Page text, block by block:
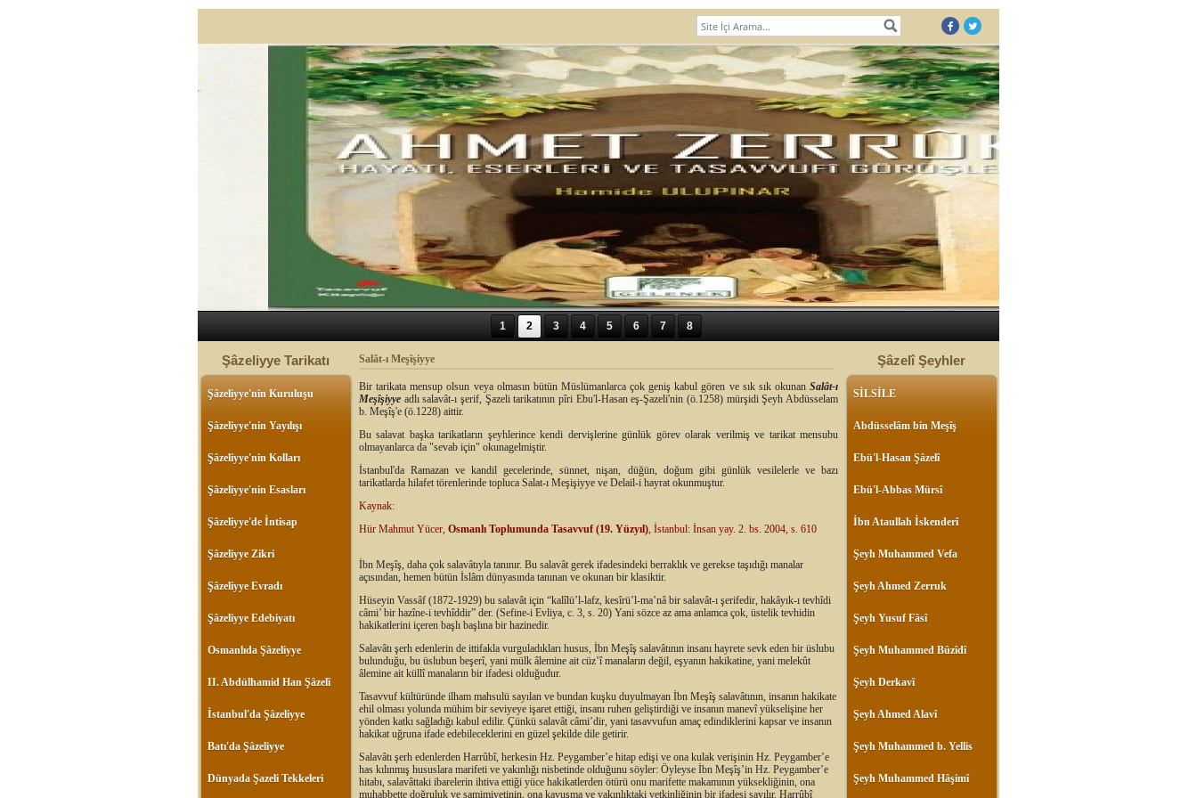
1 2 3 4 5 6 7 8
Şâzeliyye Tarikatı
Şâzeliyye'nin Kuruluşu
Şâzeliyye'nin Yayılışı
Şâzeliyye'nin Kolları
Şâzeliyye'nin Esasları
Şâzeliyye'de İntisap
Şâzeliyye Zikri
Şâzeliyye Evradı
Şâzeliyye Edebiyatı
Osmanlıda Şâzeliyye
II. Abdülhamid Han Şâzelî
İstanbul'da Şâzeliyye
Batı'da Şâzeliyye
Dünyada Şazeli Tekkeleri
Salât-ı Meşîşiyye
Bir tarikata mensup olsun veya olmasın bütün Müslümanlarca çok geniş kabul gören ve sık sık okunan Salât-ı
Meşîşiyye adlı salavât-ı şerif, Şazeli tarikatının pîri Ebu'l-Hasan eş-Şazeli'nin (ö.1258) mürşidi Şeyh Abdüsselam
b. Meşîş'e (ö.1228) aittir.
Bu salavat başka tarikatların şeyhlerince kendi dervişlerine günlük görev olarak verilmiş ve tarikat mensubu
olmayanlarca da "sevab için" okunagelmiştir.
İstanbul'da Ramazan ve kandil gecelerinde, sünnet, nişan, düğün, doğum gibi günlük vesilelerle ve bazı
tarikatlarda hilafet törenlerinde topluca Salat-ı Meşişiyye ve Delail-i hayrat okunmuştur.
Kaynak:
Hür Mahmut Yücer, Osmanlı Toplumunda Tasavvuf (19. Yüzyıl), İstanbul: İnsan yay. 2. bs. 2004, s. 610
İbn Meşîş, daha çok salavâtıyla tanınır. Bu salavât gerek ifadesindeki berraklık ve gerekse taşıdığı manalar
açısından, hemen bütün İslâm dünyasında tanınan ve okunan bir klasiktir.
Hüseyin Vassâf (1872-1929) bu salavât için “kalîlü’l-lafz, kesîrü’l-ma’nâ bir salavât-ı şerifedir, hakâyık-ı tevhîdi
câmi’ bir hazîne-i tevhîddir” der. (Sefine-i Evliya, c. 3, s. 20) Yani sözce az ama anlamca çok, üstelik tevhidin
hakikatlerini içeren başlı başlına bir hazinedir.
Salavâtı şerh edenlerin de ittifakla vurguladıkları husus, İbn Meşîş salavâtının insanı hayrete sevk eden bir üslubu
bulunduğu, bu üslubun beşerî, yani mülk âlemine ait cüz’î manaların değil, eşyanın hakikatine, yani melekût
âlemine ait küllî manaların bir ifadesi olduğudur.
Tasavvuf kültüründe ilham mahsulü sayılan ve bundan kuşku duyulmayan İbn Meşîş salavâtının, insanın hakikate
ehil olması yolunda mühim bir seviyeye işaret ettiği, insanı ruhen geliştirdiği ve insanın manevî yükselişine her
yönden katkı sağladığı kabul edilir. Çünkü salavât câmi’dir, yani tasavvufun amaç edindiklerini kapsar ve insanın
hakikat uğruna ifade edebileceklerini en güzel şekilde dile getirir.
Salavâtı şerh edenlerden Harrûbî, herkesin Hz. Peygamber’e hitap edişi ve ona kulak verişinin Hz. Peygamber’e
has kılınmış hususlara marifeti ve yakınlığı nisbetinde olduğunu söyler: Öyleyse İbn Meşîş’in Hz. Peygamber’e
hitabı, salavâttaki ibarelerin ihtiva ettiği yüce hakikatlerden ötürü onu marifette makamının yüksekliğinin, ona
muhabbette doğruluk ve samimiyetinin, ona kavuşma ve yakınlıktaki yetkinliğinin bir ifadesi sayılır. Harrûbî
Şâzelî Şeyhler
SİLSİLE
Abdüsselâm bin Meşîş
Ebü'l-Hasan Şâzelî
Ebü'l-Abbas Mürsî
İbn Ataullah İskenderî
Şeyh Muhammed Vefa
Şeyh Ahmed Zerruk
Şeyh Yusuf Fâsî
Şeyh Muhammed Bûzîdî
Şeyh Derkavî
Şeyh Ahmed Alavî
Şeyh Muhammed b. Yellis
Şeyh Muhammed Hâşimî